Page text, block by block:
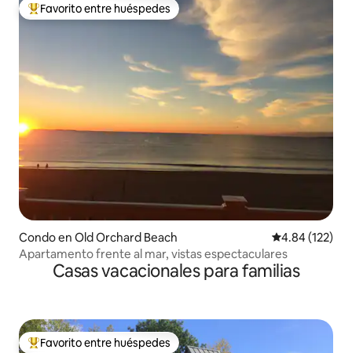
Favorito entre huéspedes preferido
Favorito entre huéspedes
Condo en Old Orchard Beach Calificación
4.84 (122)
Apartamento frente al mar, vistas espectaculares
Casas vacacionales para familias
Favorito entre huéspedes preferido
Favorito entre huéspedes